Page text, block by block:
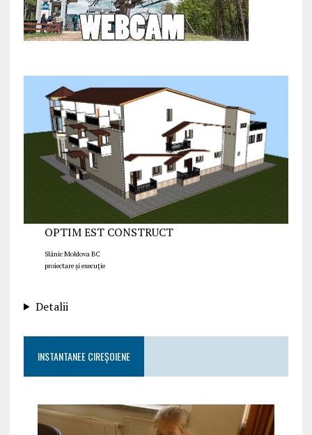
OPTIM EST CONSTRUCT
Slănic Moldova BC
proiectare și execuție
Detalii
INSTANTANEE CIREȘOIENE